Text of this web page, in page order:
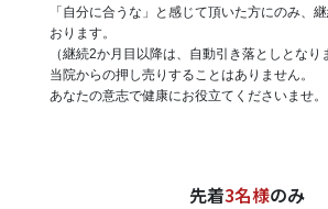
「自分に合うな」と感じて頂いた方にのみ、
おります。
（継続2か月目以降は、自動引き落としとなり
当院からの押し売りすることはありません。
あなたの意志で健康にお役立てくださいませ。
先着3名様のみ